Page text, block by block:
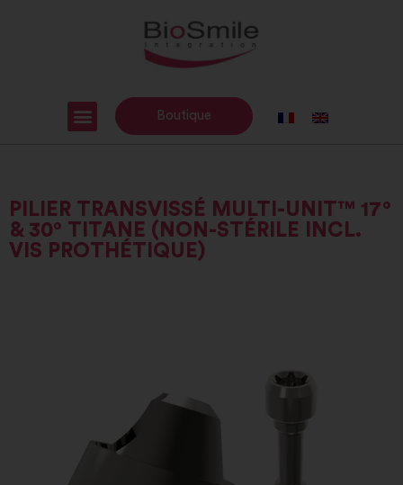
Boutique
PILIER TRANSVISSÉ MULTI-UNIT™ 17°
& 30° TITANE (NON-STÉRILE INCL.
VIS PROTHÉTIQUE)